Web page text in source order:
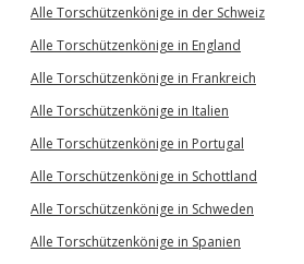
Alle Torschützenkönige in der Schweiz
Alle Torschützenkönige in England
Alle Torschützenkönige in Frankreich
Alle Torschützenkönige in Italien
Alle Torschützenkönige in Portugal
Alle Torschützenkönige in Schottland
Alle Torschützenkönige in Schweden
Alle Torschützenkönige in Spanien